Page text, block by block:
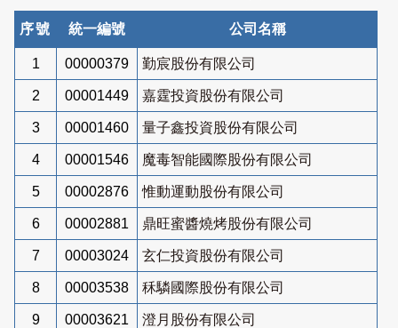
序號 統一編號 公司名稱
1 00000379 勤宸股份有限公司
2 00001449 嘉霆投資股份有限公司
3 00001460 量子鑫投資股份有限公司
4 00001546 魔毒智能國際股份有限公司
5 00002876 惟動運動股份有限公司
6 00002881 鼎旺蜜醬燒烤股份有限公司
7 00003024 玄仁投資股份有限公司
8 00003538 秝驎國際股份有限公司
9 00003621 澄月股份有限公司